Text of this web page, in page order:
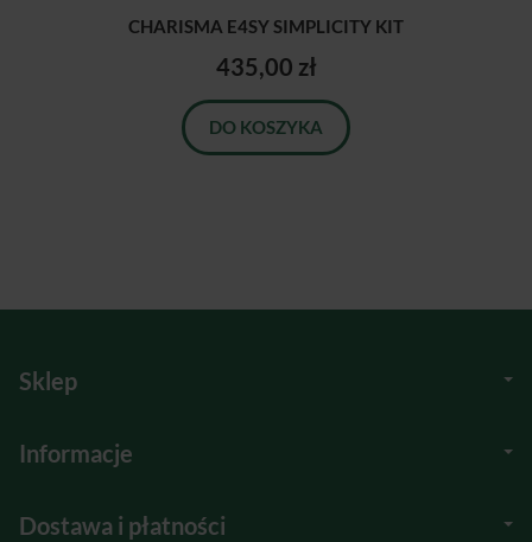
CHARISMA E4SY SIMPLICITY KIT
435,00 zł
DO KOSZYKA
Sklep
Informacje
Dostawa i płatności